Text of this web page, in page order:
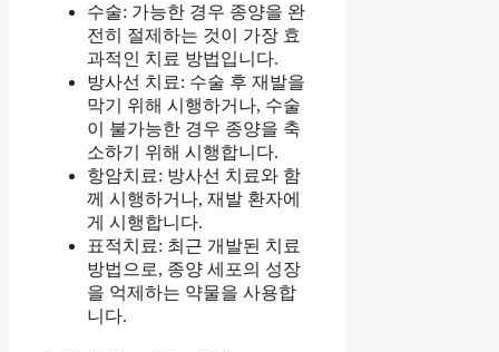
수술: 가능한 경우 종양을 완
전히 절제하는 것이 가장 효
과적인 치료 방법입니다.
방사선 치료: 수술 후 재발을
막기 위해 시행하거나, 수술
이 불가능한 경우 종양을 축
소하기 위해 시행합니다.
항암치료: 방사선 치료와 함
께 시행하거나, 재발 환자에
게 시행합니다.
표적치료: 최근 개발된 치료
방법으로, 종양 세포의 성장
을 억제하는 약물을 사용합
니다.